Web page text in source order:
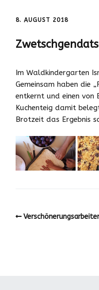
8. AUGUST 2018
Im Waldkindergarten
Gemeinsam haben die
entkernt und einen von
Kuchenteig damit
Brotzeit das Ergebnis